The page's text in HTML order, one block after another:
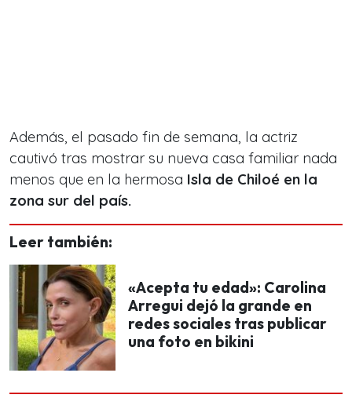
Además, el pasado fin de semana, la actriz
cautivó tras mostrar su nueva casa familiar nada
menos que en la hermosa Isla de Chiloé en la
zona sur del país.
Leer también:
«Acepta tu edad»: Carolina
Arregui dejó la grande en
redes sociales tras publicar
una foto en bikini